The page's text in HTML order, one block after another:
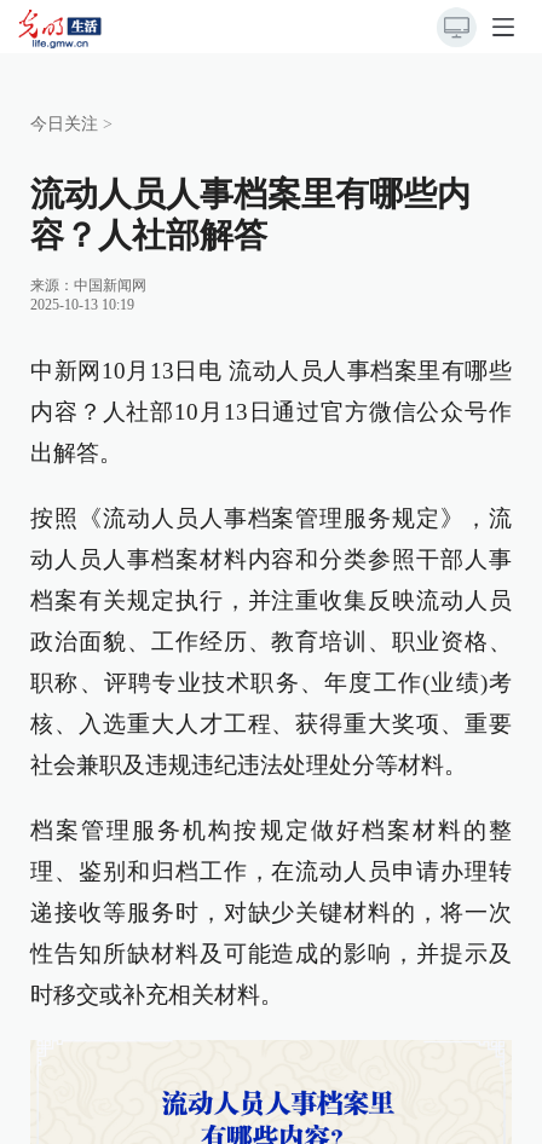
今日关注 >
流动人员人事档案里有哪些内
容？人社部解答
来源： 中国新闻网
2025-10-13 10:19
中新网10月13日电 流动人员人事档案里有哪些
内容？人社部10月13日通过官方微信公众号作
出解答。
按照《流动人员人事档案管理服务规定》，流
动人员人事档案材料内容和分类参照干部人事
档案有关规定执行，并注重收集反映流动人员
政治面貌、工作经历、教育培训、职业资格、
职称、评聘专业技术职务、年度工作(业绩)考
核、入选重大人才工程、获得重大奖项、重要
社会兼职及违规违纪违法处理处分等材料。
档案管理服务机构按规定做好档案材料的整
理、鉴别和归档工作，在流动人员申请办理转
递接收等服务时，对缺少关键材料的，将一次
性告知所缺材料及可能造成的影响，并提示及
时移交或补充相关材料。